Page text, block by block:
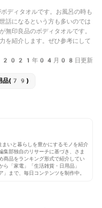
ディタオルです。お風呂の時も
話になるという方も多いのでは
無印良品のボディタオルです。
を紹介します。ぜひ参考にして
2021年04月08日更新
品(79)
いと暮らしを豊かにするモノを紹介
集部独自のリサーチに基づき、さま
商品をランキング形式で紹介してい
ら「家電」「生活雑貨・日用品」
」まで、毎日コンテンツを制作中。